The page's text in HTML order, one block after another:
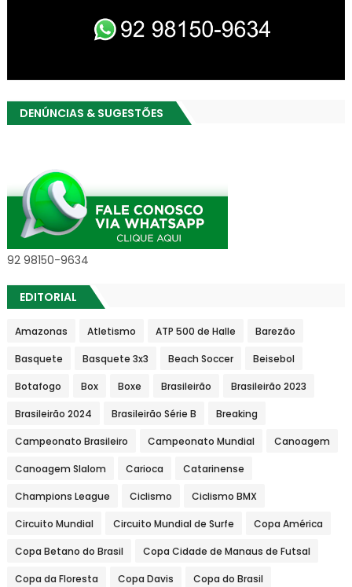
DENÚNCIAS & SUGESTÕES
92 98150-9634
EDITORIAL
Amazonas Atletismo ATP 500 de Halle Barezão
Basquete Basquete 3x3 Beach Soccer Beisebol
Botafogo Box Boxe Brasileirão Brasileirão 2023
Brasileirão 2024 Brasileirão Série B Breaking
Campeonato Brasileiro Campeonato Mundial Canoagem
Canoagem Slalom Carioca Catarinense
Champions League Ciclismo Ciclismo BMX
Circuito Mundial Circuito Mundial de Surfe Copa América
Copa Betano do Brasil Copa Cidade de Manaus de Futsal
Copa da Floresta Copa Davis Copa do Brasil